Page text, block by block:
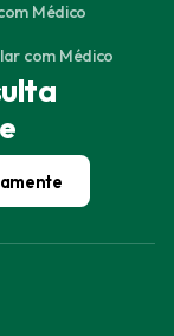
Médico
com Médico